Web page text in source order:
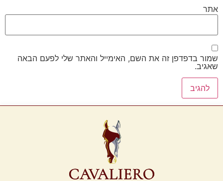
אתר
שמור בדפדפן זה את השם, האימייל והאתר שלי לפעם הבאה
שאגיב.